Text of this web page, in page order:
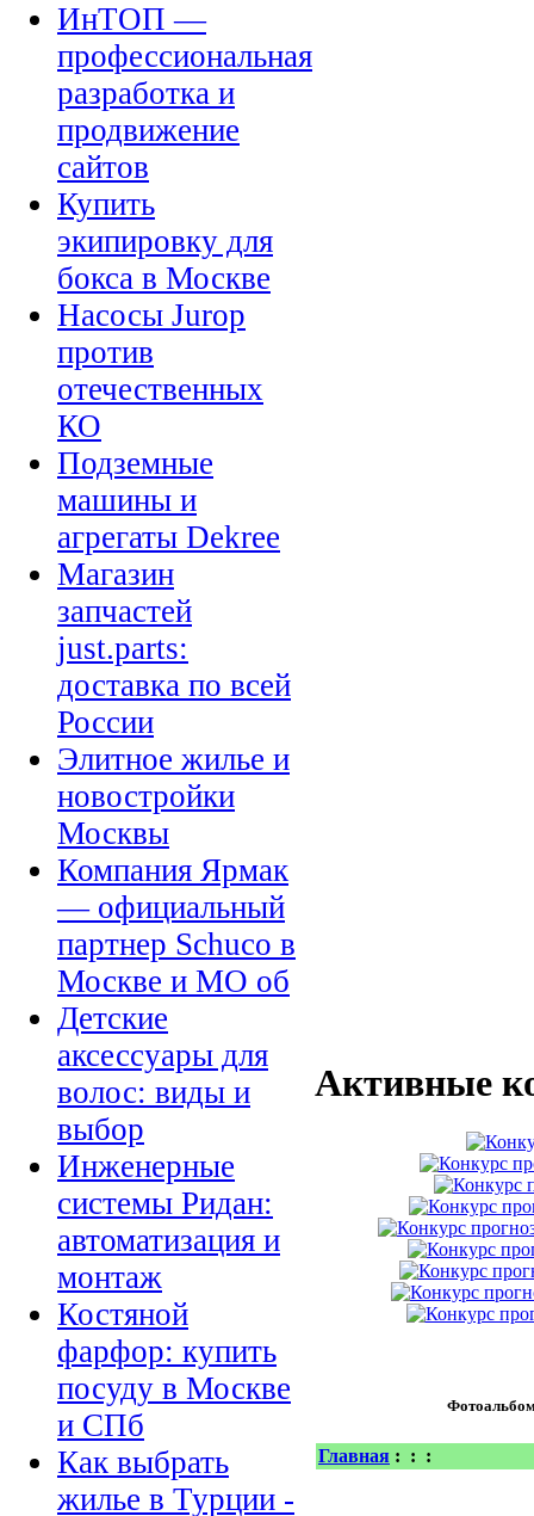
ИнТОП —
профессиональная
разработка и
продвижение
сайтов
Купить
экипировку для
бокса в Москве
Насосы Jurop
против
отечественных
КО
Подземные
машины и
агрегаты Dekree
Магазин
запчастей
just.parts:
доставка по всей
России
Элитное жилье и
новостройки
Москвы
Компания Ярмак
— официальный
партнер Schuco в
Москве и МО об
Детские
аксессуары для
волос: виды и
выбор
Инженерные
системы Ридан:
автоматизация и
монтаж
Костяной
фарфор: купить
посуду в Москве
и СПб
Как выбрать
жилье в Турции -
Активные
Главная : : :